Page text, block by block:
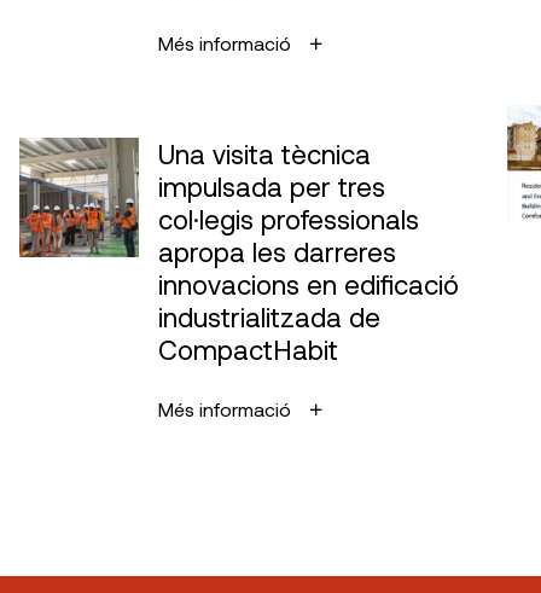
Més informació
Una visita tècnica
impulsada per tres
col·legis professionals
apropa les darreres
innovacions en edificació
industrialitzada de
CompactHabit
Més informació